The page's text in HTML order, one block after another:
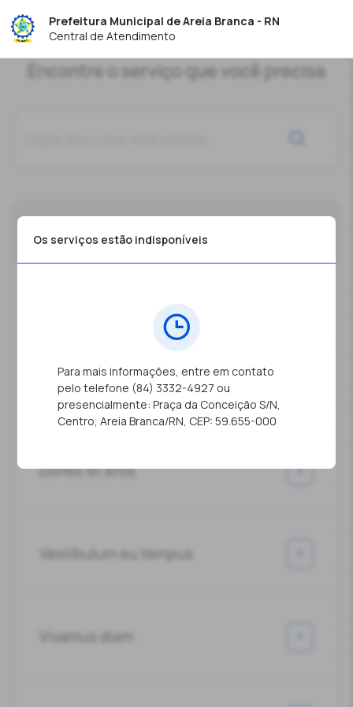
Prefeitura Municipal de Areia Branca - RN
Central de Atendimento
Os serviços estão indisponíveis
Para mais informações, entre em contato
pelo telefone (84) 3332-4927 ou
presencialmente: Praça da Conceição S/N,
Centro, Areia Branca/RN, CEP: 59.655-000